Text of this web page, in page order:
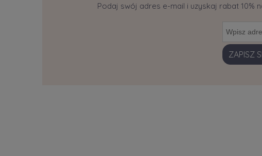
Podaj swój adres e-mail i uzyskaj rabat 10%
ZAPISZ